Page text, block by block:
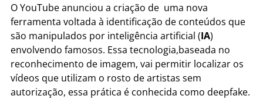
O YouTube anunciou a criação de uma nova
ferramenta voltada à identificação de conteúdos que
são manipulados por inteligência artificial (IA)
envolvendo famosos. Essa tecnologia,baseada no
reconhecimento de imagem, vai permitir localizar os
vídeos que utilizam o rosto de artistas sem
autorização, essa prática é conhecida como deepfake.